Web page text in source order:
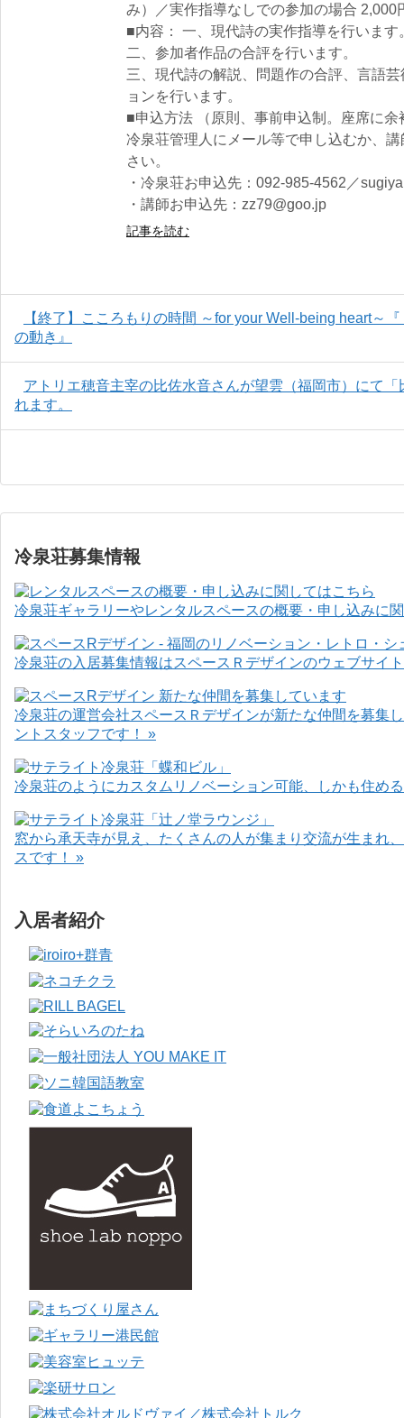
み）／実作指導なしでの参加の場合 2,000
■内容： 一、現代詩の実作指導を行います
二、参加者作品の合評を行います。
三、現代詩の解説、問題作の合評、言語
ョンを行います。
■申込方法 （原則、事前申込制。座席に
冷泉荘管理人にメール等で申し込むか、
さい。
・冷泉荘お申込先：092-985-4562／
・講師お申込先：zz79@goo.jp
記事を読む
【終了】こころもりの時間 ～for your Well-being heart～
の動き』
アトリエ穂音主宰の比佐水音さんが望雲（福岡市）にて
れます。
冷泉荘募集情報
冷泉荘ギャラリーやレンタルスペースの概要・申し込みに
冷泉荘の入居募集情報はスペースＲデザインのウェブサイ
冷泉荘の運営会社スペースＲデザインが新たな仲間を募集
ントスタッフです！ »
冷泉荘のようにカスタムリノベーション可能、しかも住め
窓から承天寺が見え、たくさんの人が集まり交流が生まれ
スです！ »
入居者紹介